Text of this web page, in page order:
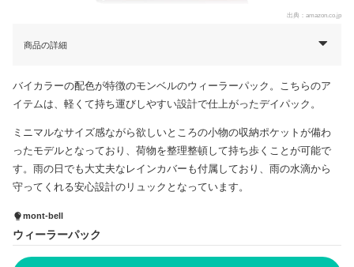
出典： amazon.co.jp
商品の詳細
バイカラーの配色が特徴のモンベルのウィーラーパック。こちらのア
イテムは、軽くて持ち運びしやすい設計で仕上がったデイパック。
ミニマルなサイズ感ながら欲しいところの小物の収納ポケットが備わ
ったモデルとなっており、荷物を整理整頓して持ち歩くことが可能で
す。雨の日でも大丈夫なレインカバーも付属しており、雨の水滴から
守ってくれる安心設計のリュックとなっています。
mont-bell
ウィーラーパック